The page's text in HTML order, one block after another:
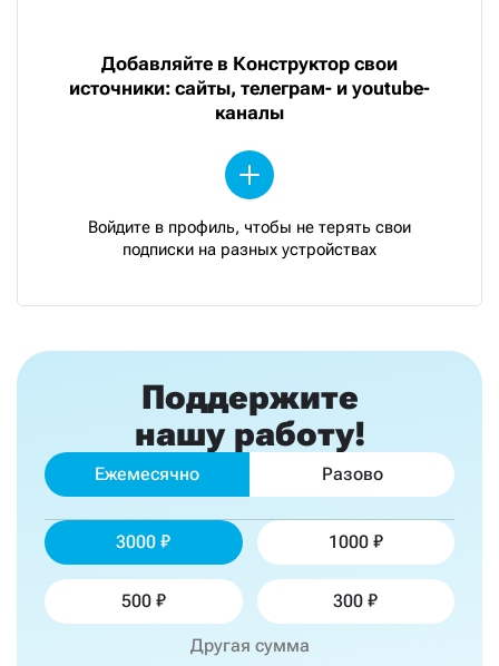
Добавляйте в Конструктор свои
источники: сайты, телеграм- и youtube-
каналы
Войдите в профиль, чтобы не терять свои
подписки на разных устройствах
Поддержите
нашу работу!
Ежемесячно Разово
3000 1000
500 300